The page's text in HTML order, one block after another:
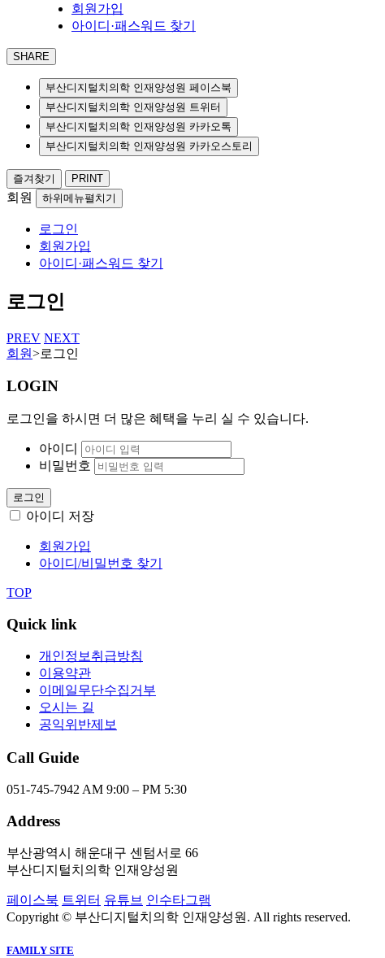
회원가입
아이디·패스워드 찾기
SHARE
부산디지털치의학 인재양성원 페이스북
부산디지털치의학 인재양성원 트위터
부산디지털치의학 인재양성원 카카오톡
부산디지털치의학 인재양성원 카카오스토리
즐겨찾기 PRINT
회원 하위메뉴펼치기
로그인
회원가입
아이디·패스워드 찾기
로그인
PREV NEXT
회원>로그인
LOGIN
로그인을 하시면 더 많은 혜택을 누리 실 수 있습니다.
아이디
비밀번호
로그인
아이디 저장
회원가입
아이디/비밀번호 찾기
TOP
Quick link
개인정보취급방침
이용약관
이메일무단수집거부
오시는 길
공익위반제보
Call Guide
051-745-7942 AM 9:00 – PM 5:30
Address
부산광역시 해운대구 센텀서로 66
부산디지털치의학 인재양성원
페이스북 트위터 유튜브 인수타그램
Copyright © 부산디지털치의학 인재양성원. All rights reserved.
FAMILY SITE